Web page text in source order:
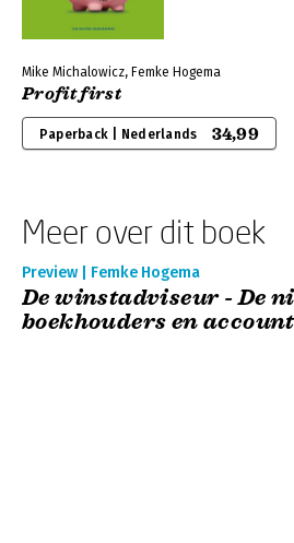
Mike Michalowicz, Femke Hogema
Profit first
Paperback | Nederlands 34,99
Meer over dit boek
Preview | Femke Hogema
De winstadviseur - De
boekhouders en